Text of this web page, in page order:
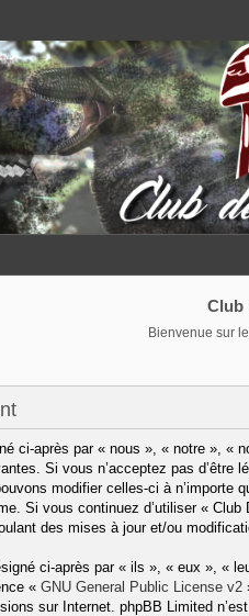
Club
Bienvenue sur
ci-après par « nous », « notre »,
Si vous n’acceptez pas
modifier celles-ci à
Si vous continuez d’utiliser «
des mises à jour et/ou
ci-après par « ils », « eux », «
« GNU General Public License v2
sur Internet. phpBB Limited